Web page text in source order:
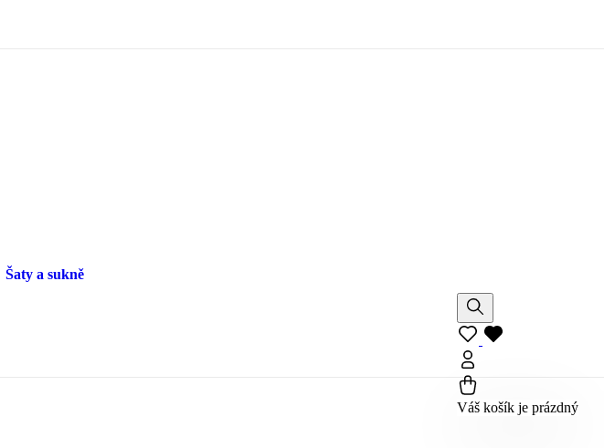
Šaty a sukně
Váš košík je prázdný